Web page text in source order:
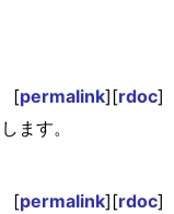
[permalink][rdoc]
ます。
[permalink][rdoc]